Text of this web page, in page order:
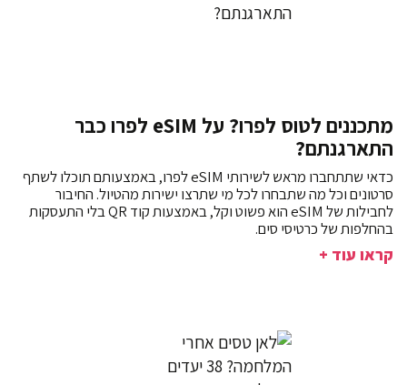
מתכננים לטוס לפרו? על eSIM לפרו כבר
התארגנתם?
כדאי שתתחברו מראש לשירותי eSIM לפרו, באמצעותם תוכלו לשתף
סרטונים וכל מה שתבחרו לכל מי שתרצו ישירות מהטיול. החיבור
לחבילות של eSIM הוא פשוט וקל, באמצעות קוד QR בלי התעסקות
בהחלפות של כרטיסי סים.
קראו עוד +